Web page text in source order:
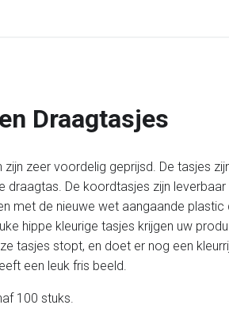
Draagtasjes
zeer voordelig geprijsd. De tasjes
draagtas. De koordtasjes zijn
met de nieuwe wet aangaande
hippe kleurige tasjes krijgen uw
tasjes stopt, en doet er nog een
een leuk fris beeld.
100 stuks.